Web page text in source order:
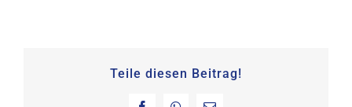
Teile diesen Beitrag!